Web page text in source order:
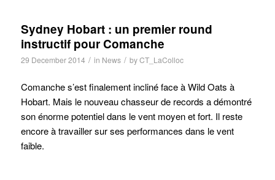
Sydney Hobart : un premier round
instructif pour Comanche
29 December 2014 / in News / byCT_LaColloc
Comanche s’est finalement incliné face à Wild Oats à
Hobart. Mais le nouveau chasseur de records a démontré
son énorme potentiel dans le vent moyen et fort. Il reste
encore à travailler sur ses performances dans le vent
faible.